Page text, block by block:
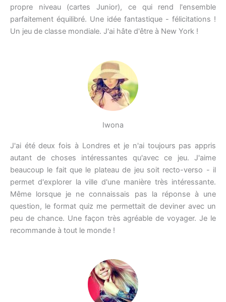
propre niveau (cartes Junior), ce qui rend l'ensemble
parfaitement équilibré. Une idée fantastique - félicitations !
Un jeu de classe mondiale. J'ai hâte d'être à New York !
Iwona
J'ai été deux fois à Londres et je n'ai toujours pas appris
autant de choses intéressantes qu'avec ce jeu. J'aime
beaucoup le fait que le plateau de jeu soit recto-verso - il
permet d'explorer la ville d'une manière très intéressante.
Même lorsque je ne connaissais pas la réponse à une
question, le format quiz me permettait de deviner avec un
peu de chance. Une façon très agréable de voyager. Je le
recommande à tout le monde !